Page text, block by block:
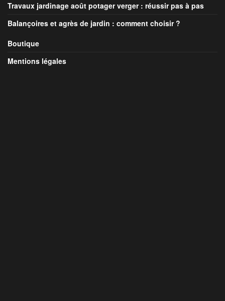
Travaux jardinage août potager verger : réussir pas à pas
Balançoires et agrès de jardin : comment choisir ?
Boutique
Mentions légales